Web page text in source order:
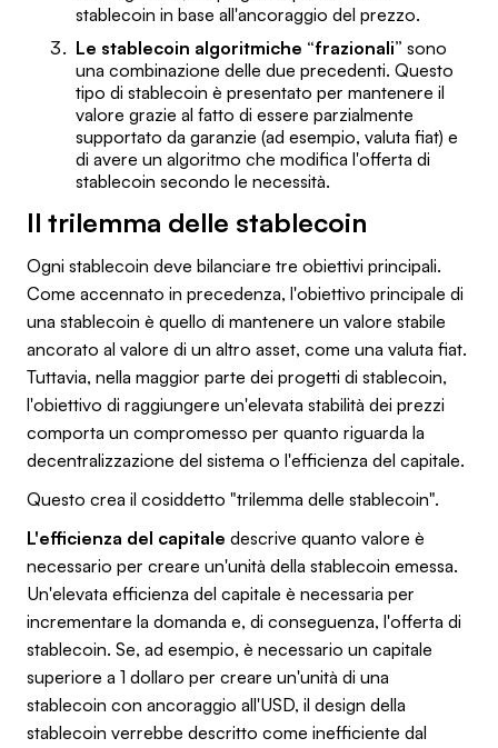
stablecoin in base all'ancoraggio del prezzo.
Le stablecoin algoritmiche “frazionali” sono
una combinazione delle due precedenti. Questo
tipo di stablecoin è presentato per mantenere il
valore grazie al fatto di essere parzialmente
supportato da garanzie (ad esempio, valuta fiat) e
di avere un algoritmo che modifica l'offerta di
stablecoin secondo le necessità.
Il trilemma delle stablecoin
Ogni stablecoin deve bilanciare tre obiettivi principali.
Come accennato in precedenza, l'obiettivo principale di
una stablecoin è quello di mantenere un valore stabile
ancorato al valore di un altro asset, come una valuta fiat.
Tuttavia, nella maggior parte dei progetti di stablecoin,
l'obiettivo di raggiungere un'elevata stabilità dei prezzi
comporta un compromesso per quanto riguarda la
decentralizzazione del sistema o l'efficienza del capitale.
Questo crea il cosiddetto "trilemma delle stablecoin".
L'efficienza del capitale descrive quanto valore è
necessario per creare un'unità della stablecoin emessa.
Un'elevata efficienza del capitale è necessaria per
incrementare la domanda e, di conseguenza, l'offerta di
stablecoin. Se, ad esempio, è necessario un capitale
superiore a 1 dollaro per creare un'unità di una
stablecoin con ancoraggio all'USD, il design della
stablecoin verrebbe descritto come inefficiente dal